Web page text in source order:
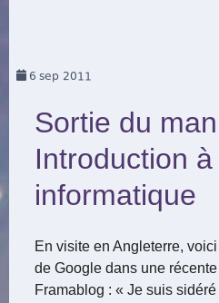
6 sep 2011
Sortie du
Introduction
informatique
En visite en Angleterre,
de Google dans une
Framablog : « Je suis sidéré